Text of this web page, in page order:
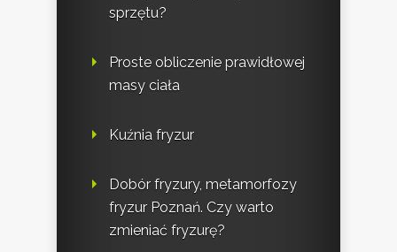
sprzętu?
Proste obliczenie prawidłowej
masy ciała
Kuźnia fryzur
Dobór fryzury, metamorfozy
fryzur Poznań. Czy warto
zmieniać fryzurę?